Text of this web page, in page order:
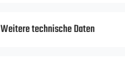
Weitere technische Daten